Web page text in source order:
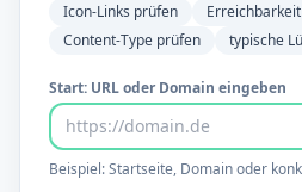
Icon-Links prüfen
Content-Type prüfen
typische
Start: URL oder Domain eingeben
Beispiel: Startseite, Domain oder